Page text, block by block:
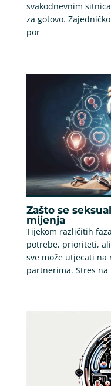
svakodnevnim
za gotovo.
por
Zašto se
mijenja
Tijekom različitih
potrebe, prioriteti,
sve može utjecati
partnerima. Stres na